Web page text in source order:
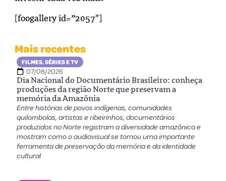
[foogallery id=”2057″]
Mais recentes
FILMES, SÉRIES E TV
07/08/2026
Dia Nacional do Documentário Brasileiro: conheça
produções da região Norte que preservam a
memória da Amazônia
Entre histórias de povos indígenas, comunidades
quilombolas, artistas e ribeirinhos, documentários
produzidos no Norte registram a diversidade amazônica e
mostram como o audiovisual se tornou uma importante
ferramenta de preservação da memória e da identidade
cultural